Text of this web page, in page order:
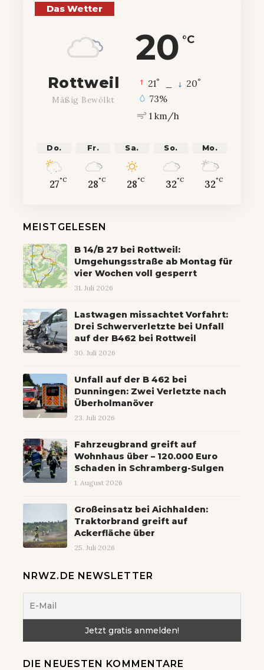
Das Wetter
20 °C
Rottweil
Mäßig Bewölkt
21° 20°
73%
1 km/h
Do.
27°C
Fr.
28°C
Sa.
28°C
So.
32°C
Mo.
32°C
MEISTGELESEN
B 14/B 27 bei Rottweil:
Umgehungsstraße ab Montag für
vier Wochen voll gesperrt
31. Juli 2026
Lastwagen missachtet Vorfahrt:
Drei Schwerverletzte bei Unfall
auf der B462 bei Rottweil
30. Juli 2026
Unfall auf der B 462 bei
Dunningen: Zwei Verletzte nach
Überholmanöver
23. Juli 2026
Fahrzeugbrand greift auf
Wohnhaus über – 120.000 Euro
Schaden in Schramberg-Sulgen
1. August 2026
Großeinsatz bei Aichhalden:
Traktorbrand greift auf
Ackerfläche über
25. Juli 2026
NRWZ.DE NEWSLETTER
DIE NEUESTEN KOMMENTARE